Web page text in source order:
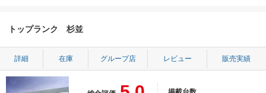
トップランク 杉並
詳細 在庫 グループ店 レビュー 販売実績